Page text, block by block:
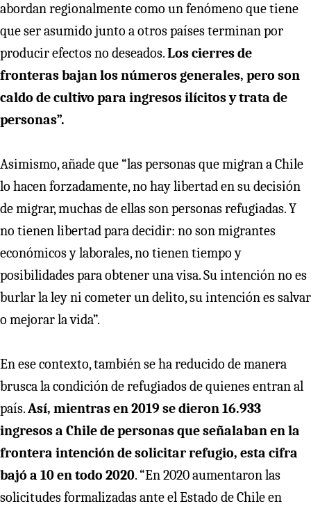
abordan regionalmente como un fenómeno que tiene
que ser asumido junto a otros países terminan por
producir efectos no deseados.Los cierres de
fronteras bajan los números generales, pero son
caldo de cultivo para ingresos ilícitos y trata de
personas”.
Asimismo, añade que “las personas que migran a Chile
lo hacen forzadamente, no hay libertad en su decisión
de migrar, muchas de ellas son personas refugiadas. Y
no tienen libertad para decidir: no son migrantes
económicos y laborales, no tienen tiempo y
posibilidades para obtener una visa. Su intención no es
burlar la ley ni cometer un delito, su intención es salvar
o mejorar la vida”.
En ese contexto, también se ha reducido de manera
brusca la condición de refugiados de quienes entran al
país.Así, mientras en 2019 se dieron 16.933
ingresos a Chile de personas que señalaban en la
frontera intención de solicitar refugio, esta cifra
bajó a 10 en todo 2020. “En 2020 aumentaron las
solicitudes formalizadas ante el Estado de Chile en